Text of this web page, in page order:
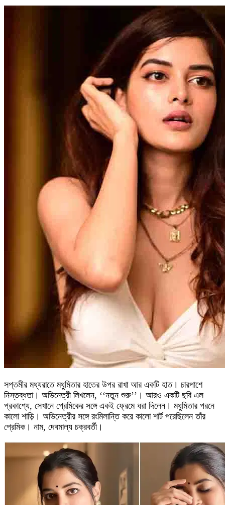
সপ্তমীর মধ্যরাতে মধুমিতার হাতের উপর রাখা আর একটি হাত। চারপাশে
নিস্তব্ধতা। অভিনেত্রী লিখলেন, ‘‘নতুন শুরু’’। আরও একটি ছবি এল
প্রকাশ্যে, সেখানে প্রেমিকের সঙ্গে একই ফ্রেমে ধরা দিলেন। মধুমিতার পরনে
কালো শাড়ি। অভিনেত্রীর সঙ্গে রংমিলান্তি করে কালো শার্ট পরেছিলেন তাঁর
প্রেমিক। নাম, দেবমাল্য চক্রবর্তী।